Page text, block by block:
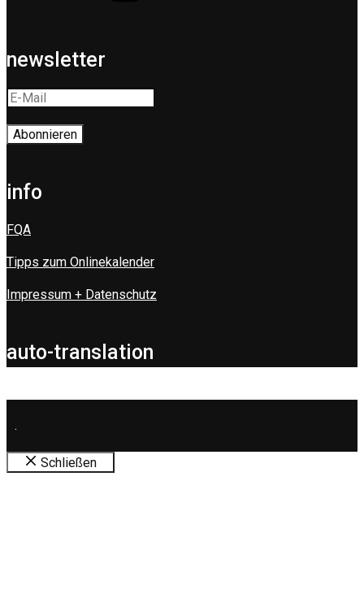
newsletter
info
FQA
Tipps zum Onlinekalender
Impressum + Datenschutz
auto-translation
.
Schließen